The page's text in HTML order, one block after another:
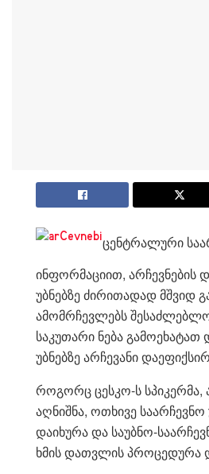
ცენტრალური
ინფორმაციით, არჩევნების
უბნებზე ძირითადად მშვიდ
ამომრჩევლებს
საკუთარი ნება გამოეხატათ
უბნებზე არჩევანი
როგორც ცესკო-ს სპიკერმა,
აღნიშნა, ოთხივე საარჩევნო
დაიხურა და საუბნო-
ხმის დათვლის პროცედურა